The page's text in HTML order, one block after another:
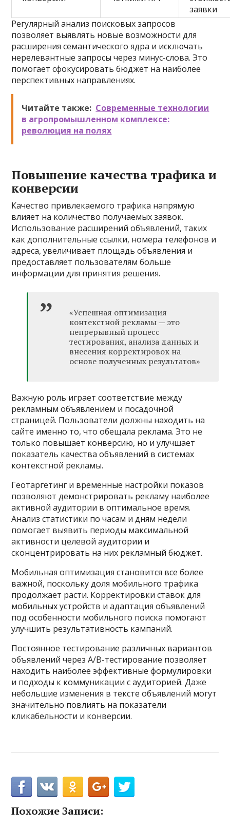
заявки
Регулярный анализ поисковых запросов
позволяет выявлять новые возможности для
расширения семантического ядра и исключать
нерелевантные запросы через минус-слова. Это
помогает сфокусировать бюджет на наиболее
перспективных направлениях.
Читайте также: Современные технологии
в агропромышленном комплексе:
революция на полях
Повышение качества трафика и
конверсии
Качество привлекаемого трафика напрямую
влияет на количество получаемых заявок.
Использование расширений объявлений, таких
как дополнительные ссылки, номера телефонов и
адреса, увеличивает площадь объявления и
предоставляет пользователям больше
информации для принятия решения.
«Успешная оптимизация
контекстной рекламы — это
непрерывный процесс
тестирования, анализа данных и
внесения корректировок на
основе полученных результатов»
Важную роль играет соответствие между
рекламным объявлением и посадочной
страницей. Пользователи должны находить на
сайте именно то, что обещала реклама. Это не
только повышает конверсию, но и улучшает
показатель качества объявлений в системах
контекстной рекламы.
Геотаргетинг и временные настройки показов
позволяют демонстрировать рекламу наиболее
активной аудитории в оптимальное время.
Анализ статистики по часам и дням недели
помогает выявить периоды максимальной
активности целевой аудитории и
сконцентрировать на них рекламный бюджет.
Мобильная оптимизация становится все более
важной, поскольку доля мобильного трафика
продолжает расти. Корректировки ставок для
мобильных устройств и адаптация объявлений
под особенности мобильного поиска помогают
улучшить результативность кампаний.
Постоянное тестирование различных вариантов
объявлений через A/B-тестирование позволяет
находить наиболее эффективные формулировки
и подходы к коммуникации с аудиторией. Даже
небольшие изменения в тексте объявлений могут
значительно повлиять на показатели
кликабельности и конверсии.
Похожие Записи: